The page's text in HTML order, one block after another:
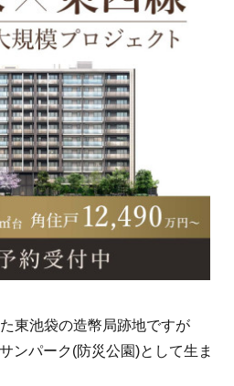
東池袋の造幣局跡地ですが
ンパーク(防災公園)として生ま